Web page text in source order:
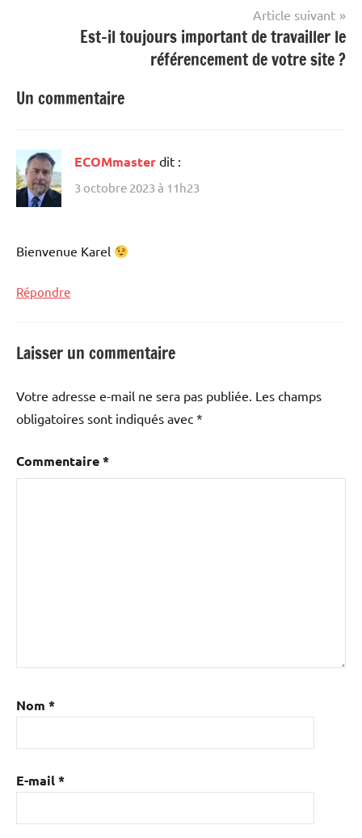
Article suivant
Est-il toujours important de travailler le
référencement de votre site ?
Un commentaire
ECOMmaster dit :
3 octobre 2023 à 11h23
Bienvenue Karel
Répondre
Laisser un commentaire
Votre adresse e-mail ne sera pas publiée. Les champs
obligatoires sont indiqués avec *
Commentaire*
Nom *
E-mail*